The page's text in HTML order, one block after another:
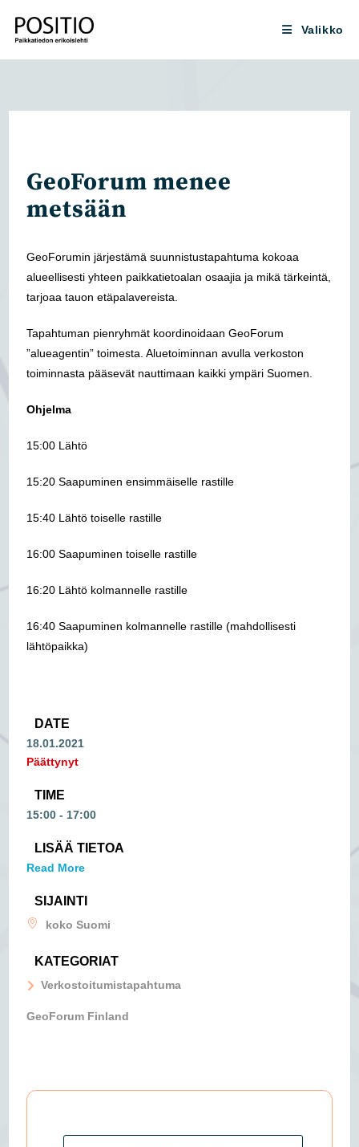
suoraan
sisältöön
Valikko
GeoForum menee
metsään
GeoForumin järjestämä suunnistustapahtuma kokoaa
alueellisesti yhteen paikkatietoalan osaajia ja mikä tärkeintä,
tarjoaa tauon etäpalavereista.
Tapahtuman pienryhmät koordinoidaan GeoForum
”alueagentin” toimesta. Aluetoiminnan avulla verkoston
toiminnasta pääsevät nauttimaan kaikki ympäri Suomen.
Ohjelma
15:00 Lähtö
15:20 Saapuminen ensimmäiselle rastille
15:40 Lähtö toiselle rastille
16:00 Saapuminen toiselle rastille
16:20 Lähtö kolmannelle rastille
16:40 Saapuminen kolmannelle rastille (mahdollisesti
lähtöpaikka)
DATE
18.01.2021
Päättynyt
TIME
15:00 - 17:00
LISÄÄ TIETOA
Read More
SIJAINTI
koko Suomi
KATEGORIAT
Verkostoitumistapahtuma
GeoForum Finland